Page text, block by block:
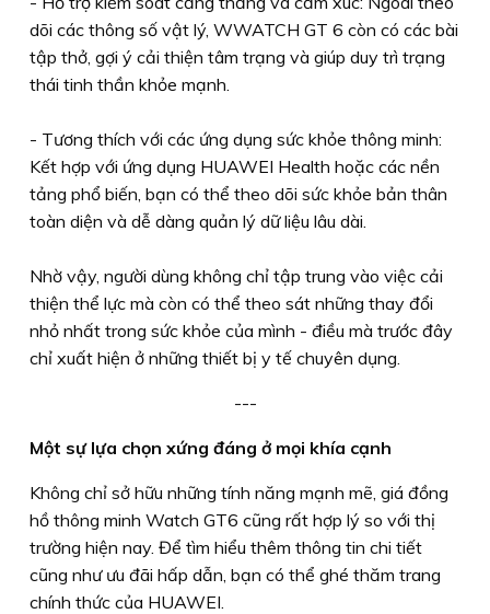
dõi các thông số vật lý, WWATCH GT 6 còn có các bài
tập thở, gợi ý cải thiện tâm trạng và giúp duy trì trạng
thái tinh thần khỏe mạnh.
- Tương thích với các ứng dụng sức khỏe thông minh:
Kết hợp với ứng dụng HUAWEI Health hoặc các nền
tảng phổ biến, bạn có thể theo dõi sức khỏe bản thân
toàn diện và dễ dàng quản lý dữ liệu lâu dài.
Nhờ vậy, người dùng không chỉ tập trung vào việc cải
thiện thể lực mà còn có thể theo sát những thay đổi
nhỏ nhất trong sức khỏe của mình - điều mà trước đây
chỉ xuất hiện ở những thiết bị y tế chuyên dụng.
---
Một sự lựa chọn xứng đáng ở mọi khía cạnh
Không chỉ sở hữu những tính năng mạnh mẽ, giá đồng
hồ thông minh Watch GT6 cũng rất hợp lý so với thị
trường hiện nay. Để tìm hiểu thêm thông tin chi tiết
cũng như ưu đãi hấp dẫn, bạn có thể ghé thăm trang
chính thức của HUAWEI.